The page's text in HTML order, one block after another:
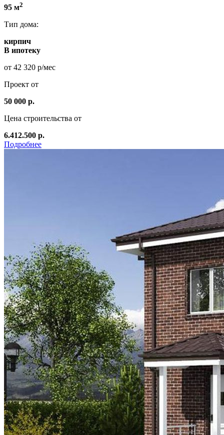
95 м2
Тип дома:
кирпич
В ипотеку
от 42 320 р/мес
Проект от
50 000 р.
Цена строительства от
6.412.500 р.
Подробнее